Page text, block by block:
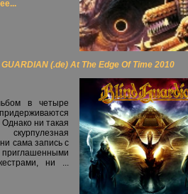
(.de) At The Edge Of Time 2010
в четыре
ни такая
сама запись с
ни ...